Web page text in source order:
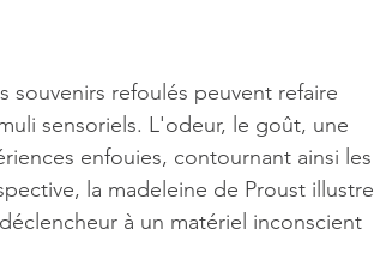
refoulés peuvent refaire
sensoriels. L'odeur, le goût, une
enfouies, contournant ainsi les
la madeleine de Proust illustre
à un matériel inconscient